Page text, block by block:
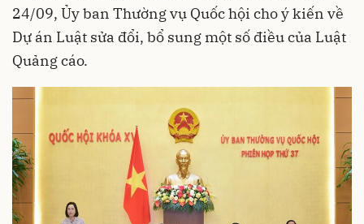
24/09, Ủy ban Thường vụ Quốc hội cho ý kiến về
Dự án Luật sửa đổi, bổ sung một số điều của Luật
Quảng cáo.